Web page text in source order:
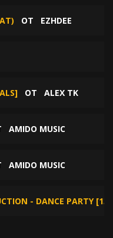
ОТ EZHDEE
ОТ ALEX TK
AMIDO MUSIC
AMIDO MUSIC
- DANCE PARTY